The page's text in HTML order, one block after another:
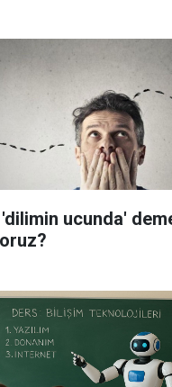
ucunda'